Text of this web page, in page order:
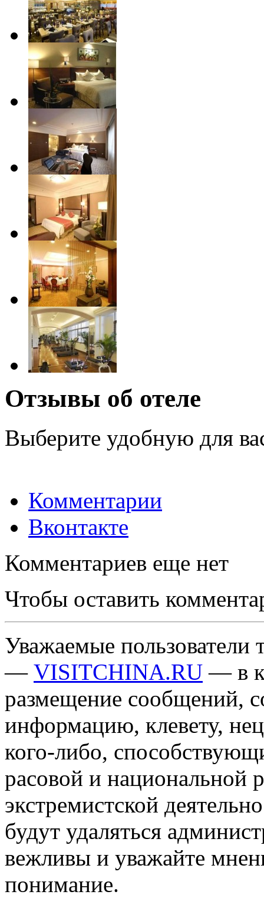
Отзывы об отеле
Выберите удобную для
Комментарии
Вконтакте
Комментариев еще нет
Чтобы оставить
Уважаемые пользователи
— VISITCHINA.RU — в
размещение сообщений,
информацию, клевету,
кого-либо,
расовой и национальной
экстремистской
будут удаляться
вежливы и уважайте
понимание.